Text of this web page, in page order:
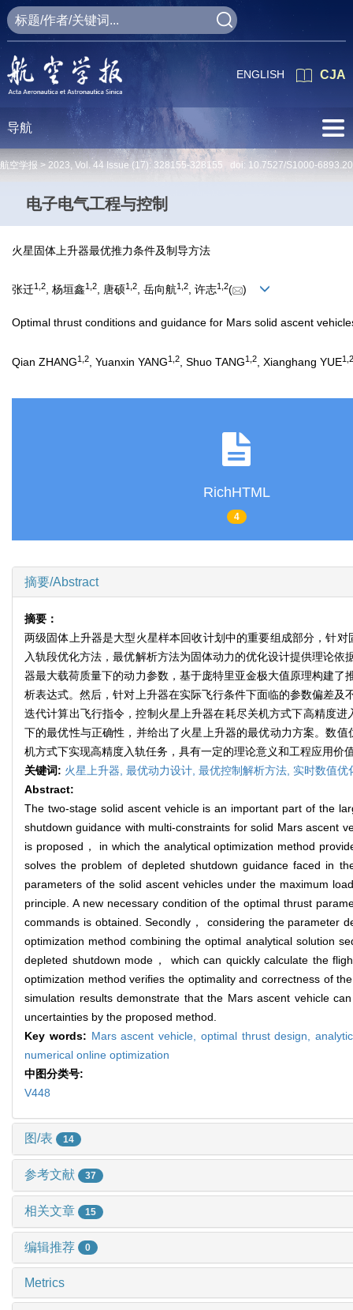
CJA
ENGLISH
导航
航空学报 > 2023, Vol. 44 Issue (17): 328155-328155 doi: 10.7527/S1000-
电子电气工程与控制
火星固体上升器最优推力条件及制导方法
张迁1 2, 杨垣鑫1 2, 唐硕1 2, 岳向航1 2, 许志1 2( )
Optimal thrust conditions and guidance for Mars solid ascent
Qian ZHANG1 2 , Yuanxin YANG1 2 , Shuo TANG1 2 , Xianghang YUE1 2
RichHTML
4
摘要/Abstract
摘要：
两级固体上升器是大型火星样本回收计划中的重要组成部分，针
入轨段优化方法，最优解析方法为固体动力的优化设计提供理论
器最大载荷质量下的动力参数，基于庞特里亚金极大值原理构建
析表达式。然后，针对上升器在实际飞行条件下面临的参数偏差
迭代计算出飞行指令，控制火星上升器在耗尽关机方式下高精度
下的最优性与正确性，并给出了火星上升器的最优动力方案。数
机方式下实现高精度入轨任务，具有一定的理论意义和工程应用价
关键词: 火星上升器, 最优动力设计, 最优控制解析方法, 实时数值
Abstract:
The two-stage solid ascent vehicle is an important part of the
shutdown guidance with multi-constraints for solid Mars ascent
is proposed， in which the analytical optimization method
solves the problem of depleted shutdown guidance faced in
parameters of the solid ascent vehicles under the maximum
principle. A new necessary condition of the optimal thrust
commands is obtained. Secondly， considering the parameter
optimization method combining the optimal analytical solution
depleted shutdown mode， which can quickly calculate the
optimization method verifies the optimality and correctness of
simulation results demonstrate that the Mars ascent vehicle
uncertainties by the proposed method.
Key words: Mars ascent vehicle, optimal thrust design,
numerical online optimization
中图分类号:
V448
图/表 14
参考文献 37
相关文章 15
编辑推荐 0
Metrics